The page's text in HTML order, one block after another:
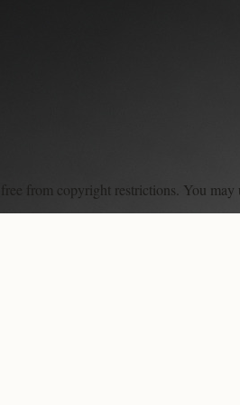
free from copyright restrictions. You